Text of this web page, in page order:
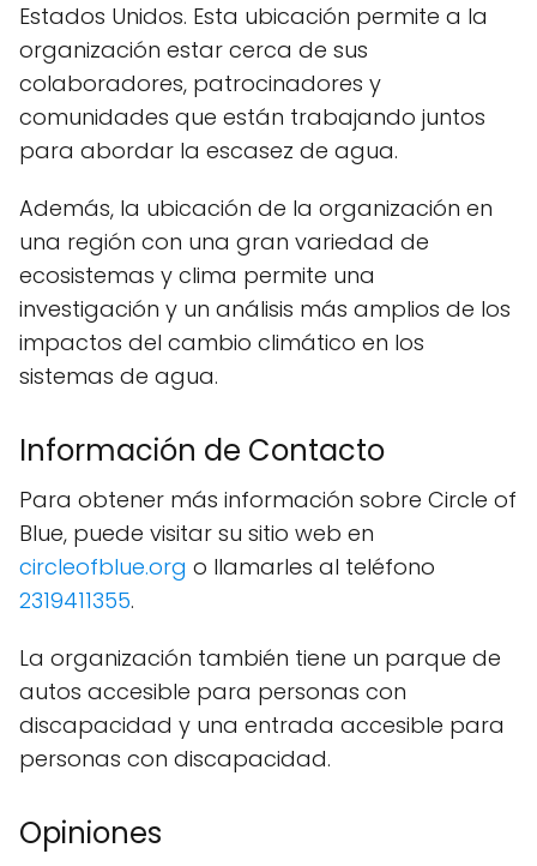
Estados Unidos. Esta ubicación permite a la
organización estar cerca de sus
colaboradores, patrocinadores y
comunidades que están trabajando juntos
para abordar la escasez de agua.
Además, la ubicación de la organización en
una región con una gran variedad de
ecosistemas y clima permite una
investigación y un análisis más amplios de los
impactos del cambio climático en los
sistemas de agua.
Información de Contacto
Para obtener más información sobre Circle of
Blue, puede visitar su sitio web en
circleofblue.org o llamarles al teléfono
2319411355.
La organización también tiene un parque de
autos accesible para personas con
discapacidad y una entrada accesible para
personas con discapacidad.
Opiniones